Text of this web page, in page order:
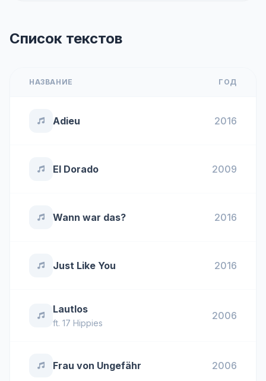
Список текстов
НАЗВАНИЕ ГОД
Adieu 2016
El Dorado 2009
Wann war das? 2016
Just Like You 2016
Lautlos
ft. 17 Hippies
2006
Frau von Ungefähr 2006